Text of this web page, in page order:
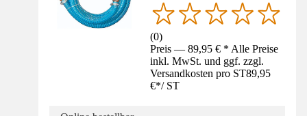
(0)
Preis — 89,95 € * Alle Preise
inkl. MwSt. und ggf. zzgl.
Versandkosten pro ST89,95
€*/ ST